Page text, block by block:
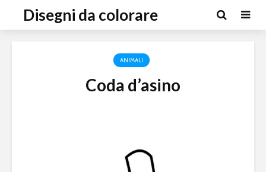
Disegni da colorare
ANIMALI
Coda d’asino